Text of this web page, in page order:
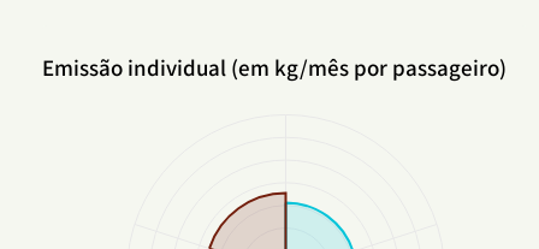
Emissão individual (em kg/mês por passageiro)